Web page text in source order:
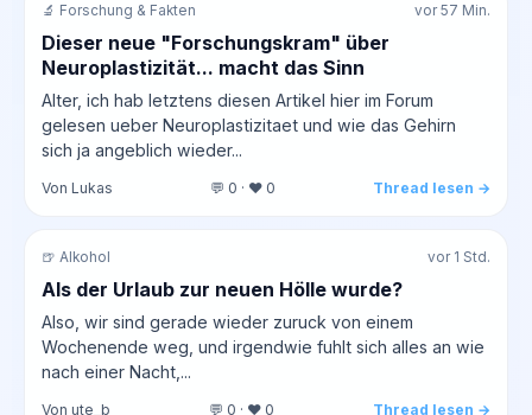
🔬 Forschung & Fakten vor 57 Min.
Dieser neue "Forschungskram" über
Neuroplastizität... macht das Sinn
Alter, ich hab letztens diesen Artikel hier im Forum
gelesen ueber Neuroplastizitaet und wie das Gehirn
sich ja angeblich wieder...
Von Lukas 💬 0 · ❤️ 0 Thread lesen →
🍺 Alkohol vor 1 Std.
Als der Urlaub zur neuen Hölle wurde?
Also, wir sind gerade wieder zuruck von einem
Wochenende weg, und irgendwie fuhlt sich alles an wie
nach einer Nacht,...
Von ute_b 💬 0 · ❤️ 0 Thread lesen →